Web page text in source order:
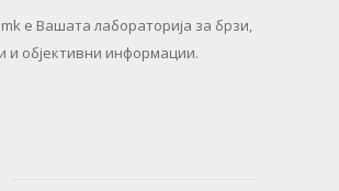
e Вашата лабораторија за брзи,
и објективни информации.